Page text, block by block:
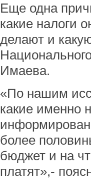
Еще одна
какие налоги
делают и
Имаева.
«По нашим
какие именно
более
бюджет и на
платят»,-